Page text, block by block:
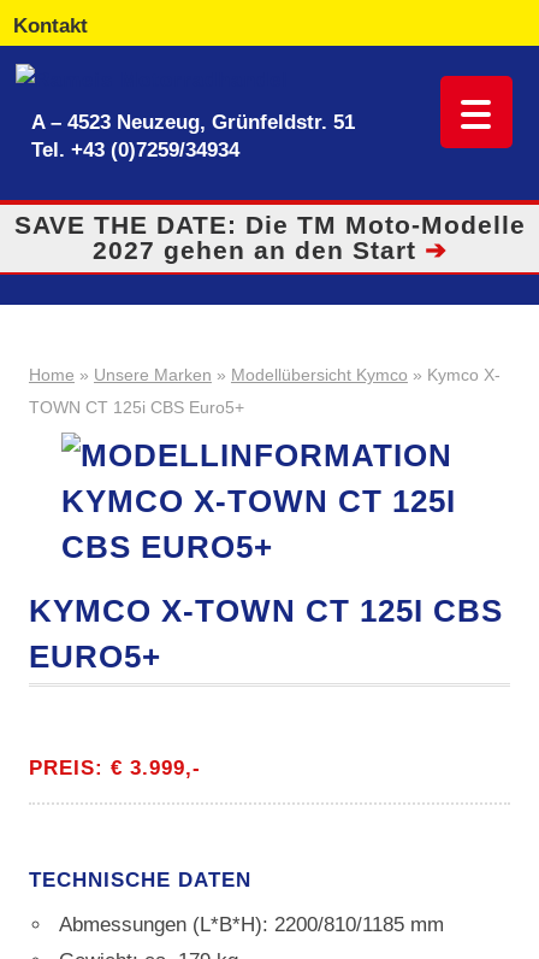
Kontakt
A – 4523 Neuzeug, Grünfeldstr. 51
Tel.+43 (0)7259/34934
SAVE THE DATE: Die TM Moto-Modelle
2027 gehen an den Start ➔
Home » Unsere Marken » Modellübersicht Kymco » Kymco X-
TOWN CT 125i CBS Euro5+
KYMCO X-TOWN CT 125I CBS
EURO5+
PREIS: € 3.999,-
TECHNISCHE DATEN
Abmessungen (L*B*H): 2200/810/1185 mm